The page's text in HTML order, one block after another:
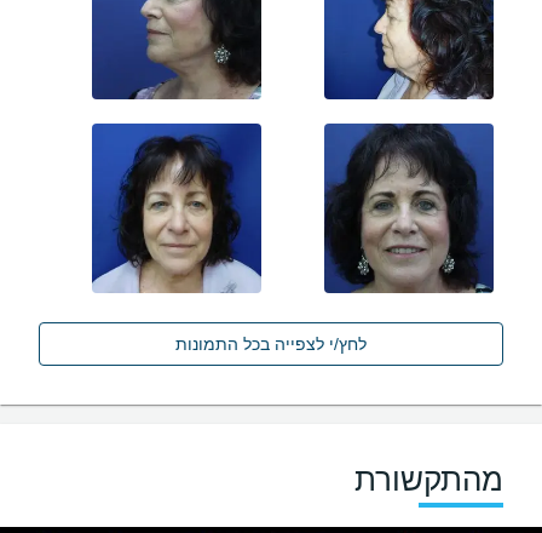
לחץ/י לצפייה בכל התמונות
מהתקשורת